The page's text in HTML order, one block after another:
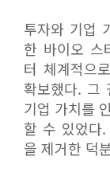
투자와 기업
한 바이오 스
터 체계적으
확보했다. 그
기업 가치를
할 수 있었다
을 제거한 덕